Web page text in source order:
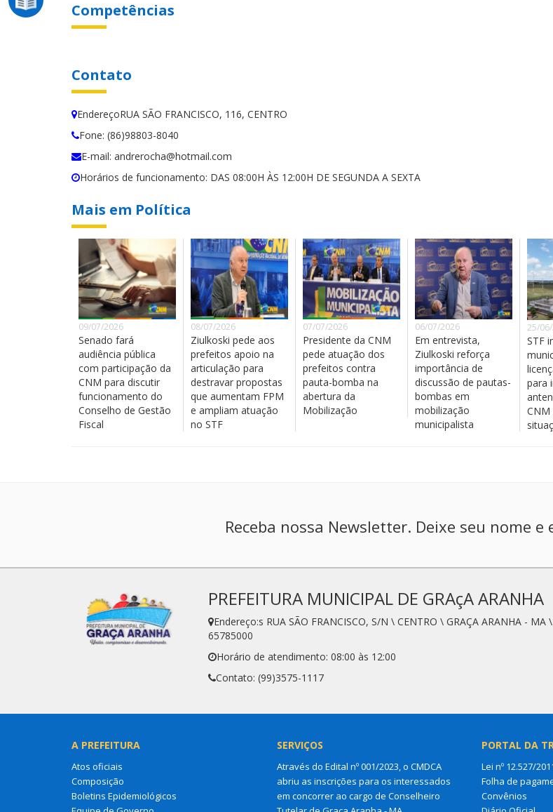
Competências
Contato
EndereçoRUA SÃO FRANCISCO, 116, CENTRO
Fone: (86)98803-8040
E-mail: andrerocha@hotmail.com
Horários de funcionamento: DAS 08:00H ÀS 12:00H DE SEGUNDA A SEXTA
Mais em Política
09/07/2026
Senado fará
audiência pública
com participação da
CNM para discutir
funcionamento do
Conselho de Gestão
Fiscal
08/07/2026
Ziulkoski pede aos
prefeitos apoio na
articulação para
destravar propostas
que aumentam FPM
e ampliam atuação
no STF
07/07/2026
Presidente da CNM
pede atuação dos
prefeitos contra
pauta-bomba na
abertura da
Mobilização
06/07/2026
Em entrevista,
Ziulkoski reforça
importância de
discussão de pautas-
bombas em
mobilização
municipalista
25/
STF
para
CNM
Receba nossa Newsletter. Deixe seu nome e
PREFEITURA MUNICIPAL DE GRAçA ARANHA
Endereço:s RUA SÃO FRANCISCO, S/N \ CENTRO \ GRAÇA ARANHA - MA \
65785000
Horário de atendimento: 08:00 às 12:00
Contato: (99)3575-1117
A PREFEITURA
Atos oficiais
Composição
Boletins Epidemiológicos
SERVIÇOS
Através do Edital nº 001/2023, o CMDCA
abriu as inscrições para os interessados
em concorrer ao cargo de Conselheiro
PORTAL DA
Lei nº 12.527/
Folha de
Convênios